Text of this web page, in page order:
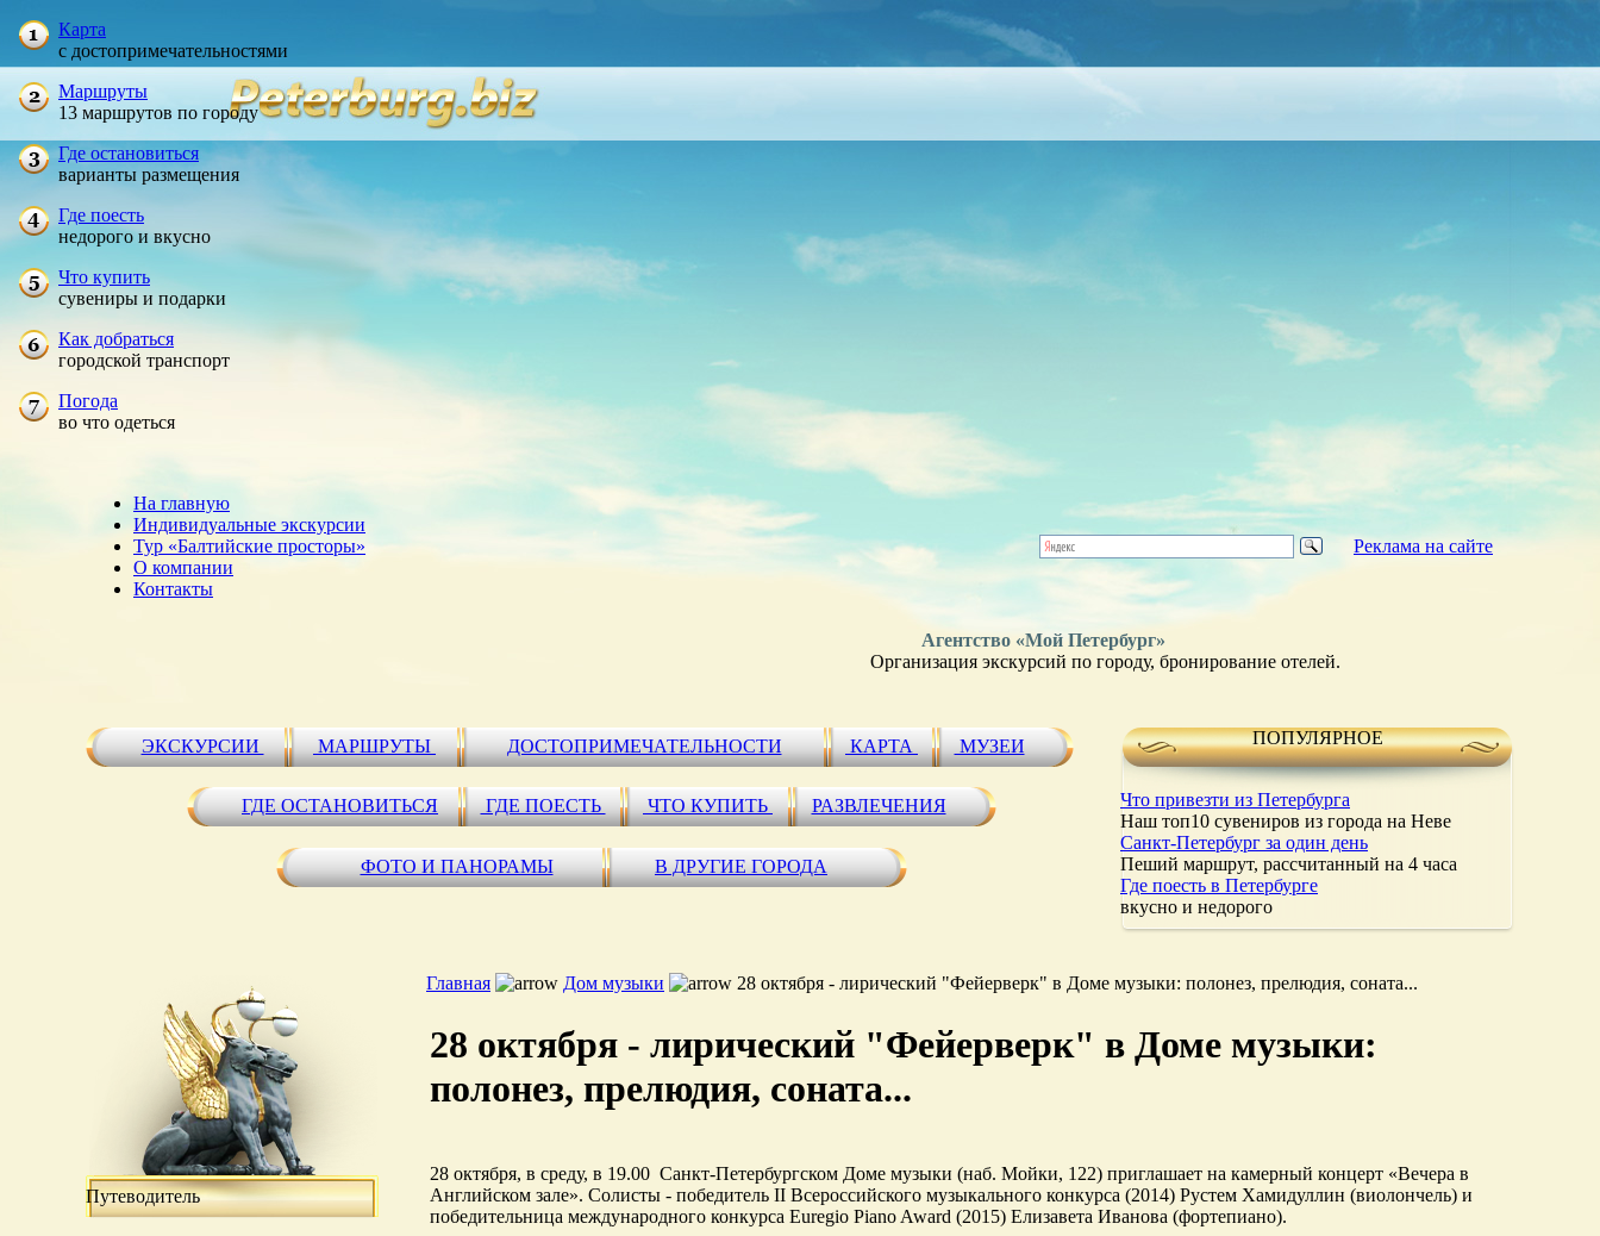
Карта
с достопримечательностями
Маршруты
13 маршрутов по городу
Где остановиться
варианты размещения
Где поесть
недорого и вкусно
Что купить
сувениры и подарки
Как добраться
городской транспорт
Погода
во что одеться
На главную
Индивидуальные экскурсии
Тур «Балтийские просторы»
О компании
Контакты
Реклама на сайте
Агентство «Мой Петербург»
Организация экскурсий по городу, бронирование отелей.
ЭКСКУРСИИ МАРШРУТЫ ДОСТОПРИМЕЧАТЕЛЬНОСТИ КАРТА МУЗЕИ
ГДЕ ОСТАНОВИТЬСЯ ГДЕ ПОЕСТЬ ЧТО КУПИТЬ РАЗВЛЕЧЕНИЯ
ФОТО И ПАНОРАМЫ В ДРУГИЕ ГОРОДА
ПОПУЛЯРНОЕ
Что привезти из Петербурга
Наш топ10 сувениров из города на Неве
Санкт-Петербург за один день
Пеший маршрут, рассчитанный на 4 часа
Где поесть в Петербурге
вкусно и недорого
Путеводитель
Главная Дом музыки 28 октября - лирический "Фейерверк" в Доме музыки: полонез, прелюдия, соната...
28 октября - лирический "Фейерверк" в Доме музыки:
полонез, прелюдия, соната...
28 октября, в среду, в 19.00 Санкт-Петербургском Доме музыки (наб. Мойки, 122) приглашает на камерный концерт «Вечера в
Английском зале». Солисты - победитель II Всероссийского музыкального конкурса (2014) Рустем Хамидуллин (виолончель) и
победительница международного конкурса Euregio Piano Award (2015) Елизавета Иванова (фортепиано).